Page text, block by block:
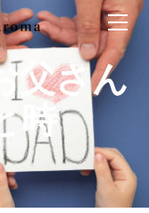
父さん
時
会
型演出》
】
リット
ォーム
ョン